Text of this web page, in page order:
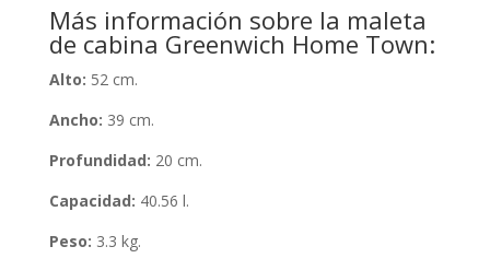
Más información sobre la maleta
de cabina Greenwich Home Town:
Alto: 52 cm.
Ancho: 39 cm.
Profundidad: 20 cm.
Capacidad: 40.56 l.
Peso: 3.3 kg.